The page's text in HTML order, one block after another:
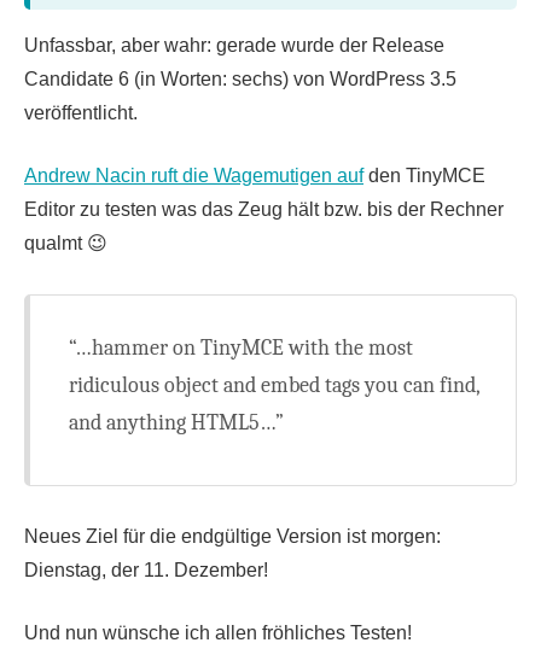
Unfassbar, aber wahr: gerade wurde der Release
Candidate 6 (in Worten: sechs) von WordPress 3.5
veröffentlicht.
Andrew Nacin ruft die Wagemutigen aufden TinyMCE
Editor zu testen was das Zeug hält bzw. bis der Rechner
qualmt 😉
“…hammer on TinyMCE with the most
ridiculous object and embed tags you can find,
and anything HTML5…”
Neues Ziel für die endgültige Version ist morgen:
Dienstag, der 11. Dezember!
Und nun wünsche ich allen fröhliches Testen!